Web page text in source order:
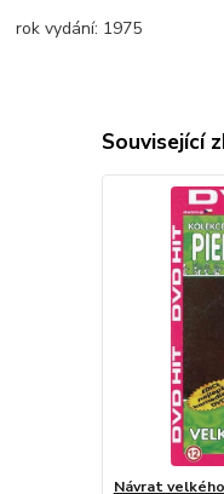
rok vydání: 1975
Související
Návrat